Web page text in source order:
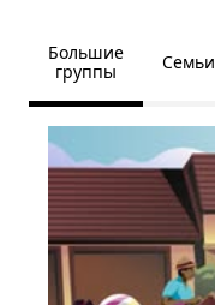
Большие
группы
Семьи